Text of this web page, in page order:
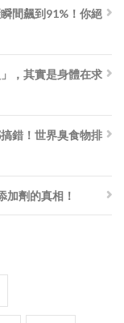
間飆到91%！你絕
，其實是身體在求
錯！世界臭食物排
加劑的真相！